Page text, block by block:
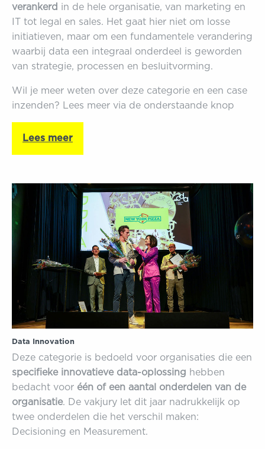
verankerd in de hele organisatie, van marketing en
IT tot legal en sales. Het gaat hier niet om losse
initiatieven, maar om een fundamentele verandering
waarbij data een integraal onderdeel is geworden
van strategie, processen en besluitvorming.
Wil je meer weten over deze categorie en een case
inzenden? Lees meer via de onderstaande knop
Lees meer
Data Innovation
Deze categorie is bedoeld voor organisaties die een
specifieke innovatieve data-oplossing hebben
bedacht voor één of een aantal onderdelen van de
organisatie. De vakjury let dit jaar nadrukkelijk op
twee onderdelen die het verschil maken:
Decisioning en Measurement.